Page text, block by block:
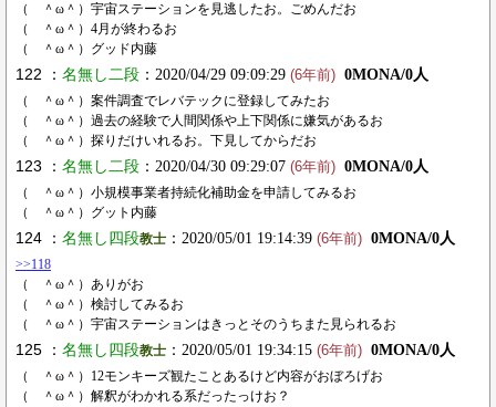
（ ＾ω＾）宇宙ステーションを見逃したお。ごめんだお
（ ＾ω＾）4月が終わるお
（ ＾ω＾）グッド内藤
122 ： 名無し二段 ：2020/04/29 09:09:29 (6年前) 0MONA/0人
（ ＾ω＾）案件調査でレバテックに登録してみたお
（ ＾ω＾）過去の経験で人間関係や上下関係に嫌気があるお
（ ＾ω＾）探りだけいれるお。下見してからだお
123 ： 名無し二段 ：2020/04/30 09:29:07 (6年前) 0MONA/0人
（ ＾ω＾）小規模事業者持続化補助金を申請してみるお
（ ＾ω＾）グット内藤
124 ： 名無し四段教士 ：2020/05/01 19:14:39 (6年前) 0MONA/0人
>>118
（ ＾ω＾）ありがお
（ ＾ω＾）検討してみるお
（ ＾ω＾）宇宙ステーションはきっとそのうちまた見られるお
125 ： 名無し四段教士 ：2020/05/01 19:34:15 (6年前) 0MONA/0人
（ ＾ω＾）12モンキーズ観たことあるけど内容がおぼろげお
（ ＾ω＾）解釈がわかれる系だったっけお？